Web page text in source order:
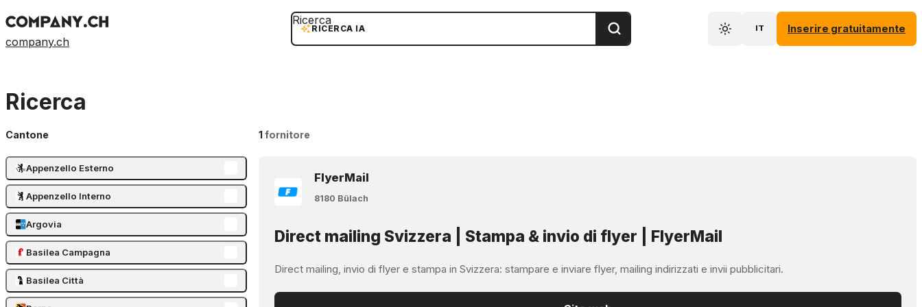
company.ch
RICERCA IA
Ricerca
IT Inserire gratuitamente
Ricerca
Cantone
Appenzello Esterno
Appenzello Interno
Argovia
Basilea Campagna
Basilea Città
1fornitore
FlyerMail
8180 Bülach
Direct mailing Svizzera | Stampa & invio di flyer | FlyerMail
Direct mailing, invio di flyer e stampa in Svizzera: stampare e inviare flyer, mailing indirizzati e invii pubblicitari.